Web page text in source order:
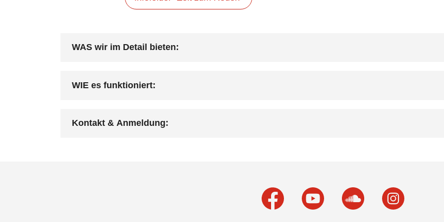
WAS wir im Detail bieten:
WIE es funktioniert:
Kontakt & Anmeldung:
zur Facebook-Seitezur Youtube-Seitezur Soundcloud-Seite